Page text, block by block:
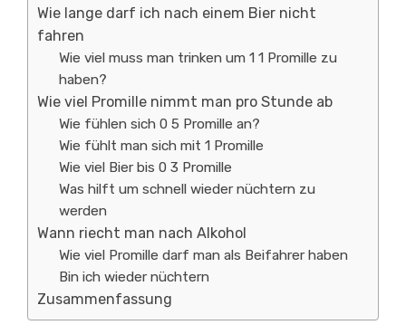
Wie lange darf ich nach einem Bier nicht
fahren
Wie viel muss man trinken um 1 1 Promille zu
haben?
Wie viel Promille nimmt man pro Stunde ab
Wie fühlen sich 0 5 Promille an?
Wie fühlt man sich mit 1 Promille
Wie viel Bier bis 0 3 Promille
Was hilft um schnell wieder nüchtern zu
werden
Wann riecht man nach Alkohol
Wie viel Promille darf man als Beifahrer haben
Bin ich wieder nüchtern
Zusammenfassung